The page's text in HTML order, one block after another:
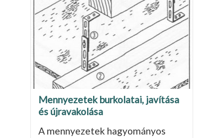
Mennyezetek burkolatai, javítása
és újravakolása
A mennyezetek hagyományos